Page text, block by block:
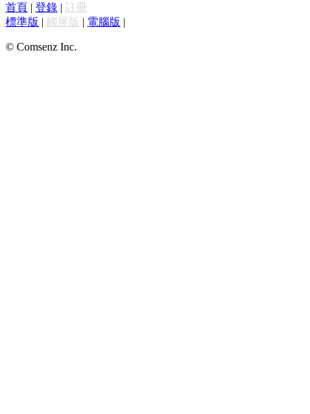
首頁 | 登錄 | 註冊
標準版 | 觸屏版 | 電腦版 |
© Comsenz Inc.